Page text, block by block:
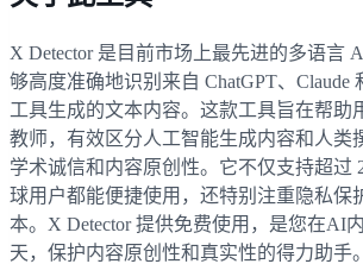
X Detector 是目前市场上最先进的多语言
够高度准确地识别来自 ChatGPT、Claude
工具生成的文本内容。这款工具旨在帮助
教师，有效区分人工智能生成内容和人类
学术诚信和内容原创性。它不仅支持超过
球用户都能便捷使用，还特别注重隐私保
本。X Detector 提供免费使用，是您在AI
天，保护内容原创性和真实性的得力助手。